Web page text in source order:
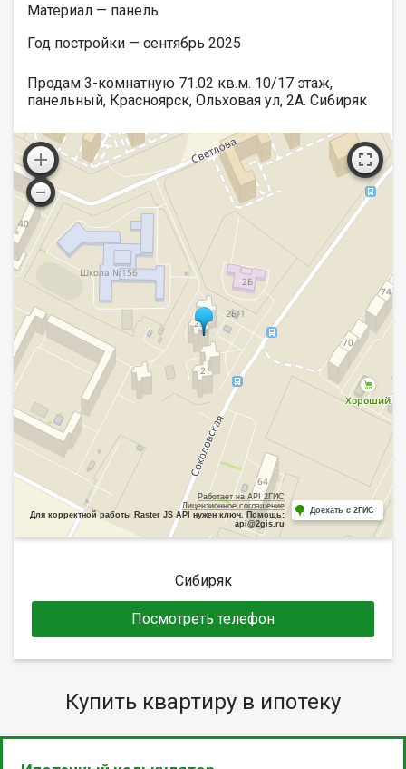
Материал — панель
Год постройки — сентябрь 2025
Продам 3-комнатную 71.02 кв.м. 10/17 этаж,
панельный, Красноярск, Ольховая ул, 2А. Сибиряк
Работает на API 2ГИС
Лицензионное соглашение
Для корректной работы Raster JS API нужен ключ. Помощь:
api@2gis.ru
Доехать с 2ГИС
Сибиряк
Посмотреть телефон
Купить квартиру в ипотеку